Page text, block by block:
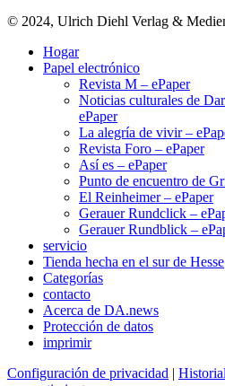
© 2024, Ulrich Diehl Verlag &
Hogar
Papel electrónico
Revista M – ePaper
Noticias culturales de
ePaper
La alegría de vivir –
Revista Foro – ePaper
Así es – ePaper
Punto de encuentro de
El Reinheimer – ePaper
Gerauer Rundclick –
Gerauer Rundblick –
servicio
Tienda hecha en el sur de Hesse
Categorías
contacto
Acerca de DA.news
Protección de datos
imprimir
Configuración de privacidad |